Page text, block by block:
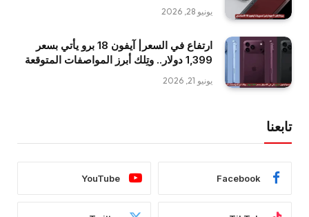
يونيو 28, 2026
ارتفاع في السعر| آيفون 18 برو يأتي بسعر
1,399 دولار.. وتِلك أبرز المواصفات المتوقعة
يونيو 21, 2026
تابعنا
Facebook
YouTube